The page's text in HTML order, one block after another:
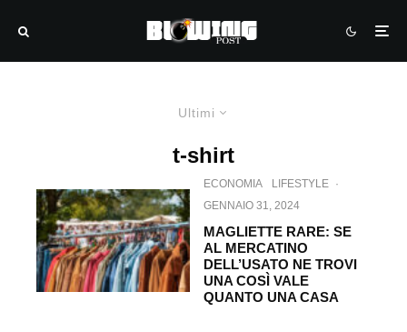
Ultimi
t-shirt
ECONOMIA LIFESTYLE ·
GENNAIO 31, 2024
MAGLIETTE RARE: SE
AL MERCATINO
DELL’USATO NE TROVI
UNA COSÌ VALE
QUANTO UNA CASA